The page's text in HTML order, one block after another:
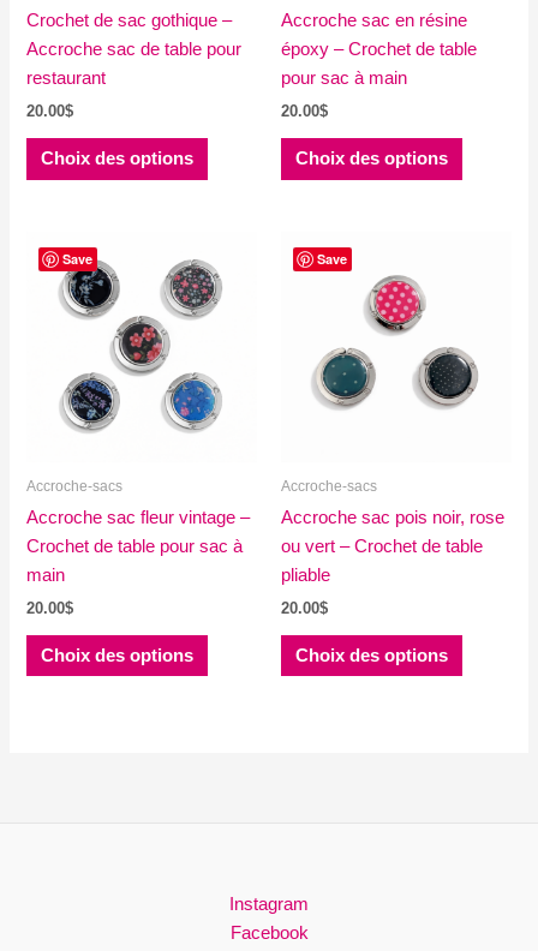
Crochet de sac gothique –
Accroche sac de table pour
restaurant
20.00$
Choix des options
Ce
Les
options
être
choisies
sur
du
produit
Accroche sac en résine
époxy – Crochet de table
pour sac à main
20.00$
Choix des options
Ce
être
choisies
du
produit
Save
Accroche-sacs
Accroche sac fleur vintage –
Crochet de table pour sac à
main
20.00$
Choix des options
Ce
choisies
sur
Save
Accroche-sacs
Accroche sac pois noir, rose
ou vert – Crochet de table
pliable
20.00$
Choix des options
Ce
Instagram
Facebook